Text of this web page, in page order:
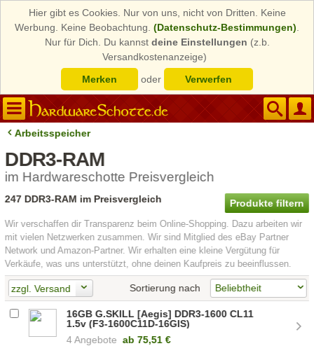
Hier gibt es Cookies. Nur von uns, nicht von Dritten. Keine
Werbung. Keine Beobachtung. (Datenschutz-Bestimmungen)
Nur für Dich. Du kannst deine Einstellungen (z.b.
Versandkostenanzeige)
Merken
oder Verwerfen
Arbeitsspeicher
DDR3-RAM
im Hardwareschotte Preisvergleich
Produkte filtern
247 DDR3-RAM im Preisvergleich
Wir verschaffen dir Transparenz beim Online-Shopping. Dazu arbeiten wir
mit vielen Netzwerken zusammen. Wir sind Mitglied des eBay Partner
Network und Amazon-Partner. Wir erhalten eine kleine Vergütung für
Verkäufe, was uns unterstützt, ohne deinen Kaufpreis zu beeinflussen.
zzgl. Versand Sortierung nach
16GB G.SKILL [Aegis] DDR3-1600 CL11
1.5v (F3-1600C11D-16GIS)
4 Angebote ab 75,51 €